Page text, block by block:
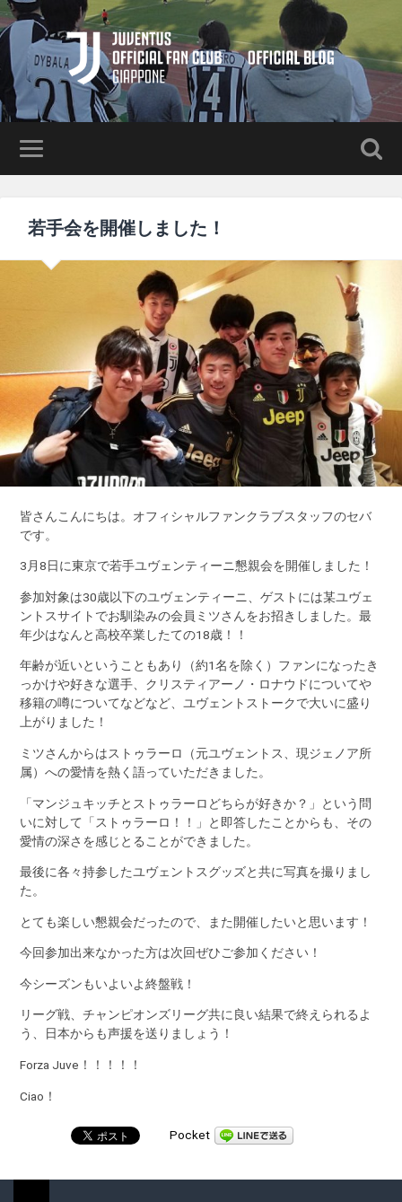
若手会を開催しました！
皆さんこんにちは。オフィシャルファンクラブスタッフのセバ
です。
3月8日に東京で若手ユヴェンティーニ懇親会を開催しました！
参加対象は30歳以下のユヴェンティーニ、ゲストには某ユヴェ
ントスサイトでお馴染みの会員ミツさんをお招きしました。最
年少はなんと高校卒業したての18歳！！
年齢が近いということもあり（約1名を除く）ファンになったき
っかけや好きな選手、クリスティアーノ・ロナウドについてや
移籍の噂についてなどなど、ユヴェントストークで大いに盛り
上がりました！
ミツさんからはストゥラーロ（元ユヴェントス、現ジェノア所
属）への愛情を熱く語っていただきました。
「マンジュキッチとストゥラーロどちらが好きか？」という問
いに対して「ストゥラーロ！！」と即答したことからも、その
愛情の深さを感じとることができました。
最後に各々持参したユヴェントスグッズと共に写真を撮りまし
た。
とても楽しい懇親会だったので、また開催したいと思います！
今回参加出来なかった方は次回ぜひご参加ください！
今シーズンもいよいよ終盤戦！
リーグ戦、チャンピオンズリーグ共に良い結果で終えられるよ
う、日本からも声援を送りましょう！
Forza Juve！！！！！
Ciao！
Pocket